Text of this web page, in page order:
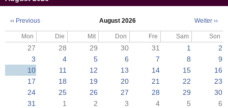
Seitennummerierung
‹‹ Previous August 2026 Weiter ››
Mon Die Mit Don Fre Sam Son
27 28 29 30 31 1
2
3
4 5 6 7 8
9
10
11 12 13 14 15
16
17
18 19 20 21 22
23
24
25 26 27 28 29
30
31
1 2 3 4 5 6